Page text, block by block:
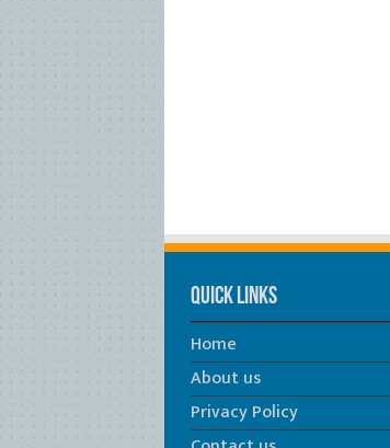
Quick Links
Home
About us
Privacy Policy